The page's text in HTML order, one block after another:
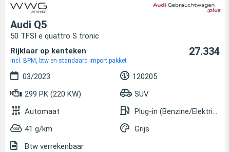
Audi Q5
50 TFSI e quattro S tronic
Rijklaar op kenteken
incl. BPM, btw en standaard import pakket
27.334
03/2023
120205
299 PK (220 KW)
SUV
Automaat
Plug-in (Benzine/Elektrisch)
41 g/km
Grijs
Btw verrekenbaar